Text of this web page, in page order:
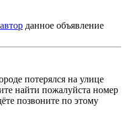
данное объявление
потерялся на улице
найти пожалуйста номер
позвоните по этому